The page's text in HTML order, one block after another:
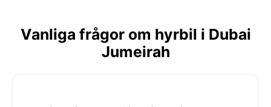
Vanliga frågor om hyrbil i Dubai
Jumeirah